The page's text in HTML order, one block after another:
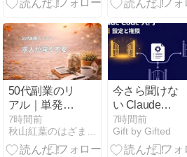
50代副業のリ
アル｜単発派
遣の求人が減
っている？6.5
時間勤務の日
7時間前
秋山紅葉のはざまで暮らす日々
今さら聞けな
い Claude
Code 入門 第4
回：
settings.json
7時間前
Gift by Gifted